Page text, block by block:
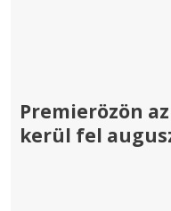
Premierözön
kerül fel